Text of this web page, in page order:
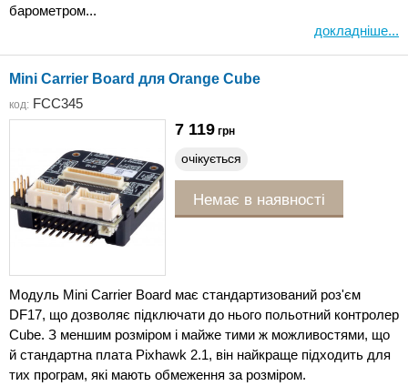
барометром...
докладніше...
Mini Carrier Board для Orange Cube
код: FCC345
7 119 грн
очікується
Немає в наявності
Модуль Mini Carrier Board має стандартизований роз'єм
DF17, що дозволяє підключати до нього польотний контролер
Cube. З меншим розміром і майже тими ж можливостями, що
й стандартна плата Pixhawk 2.1, він найкраще підходить для
тих програм, які мають обмеження за розміром.